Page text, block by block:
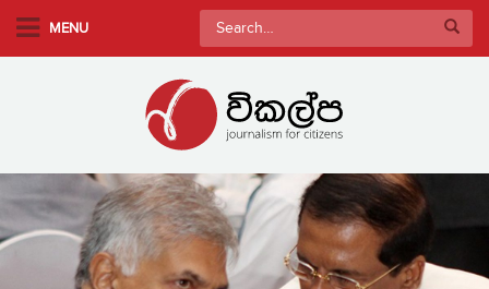
m
i
MENU
Search
for: